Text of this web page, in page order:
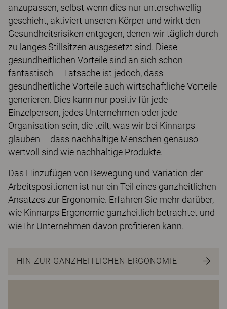
anzupassen, selbst wenn dies nur unterschwellig
geschieht, aktiviert unseren Körper und wirkt den
Gesundheitsrisiken entgegen, denen wir täglich durch
zu langes Stillsitzen ausgesetzt sind. Diese
gesundheitlichen Vorteile sind an sich schon
fantastisch – Tatsache ist jedoch, dass
gesundheitliche Vorteile auch wirtschaftliche Vorteile
generieren. Dies kann nur positiv für jede
Einzelperson, jedes Unternehmen oder jede
Organisation sein, die teilt, was wir bei Kinnarps
glauben – dass nachhaltige Menschen genauso
wertvoll sind wie nachhaltige Produkte.
Das Hinzufügen von Bewegung und Variation der
Arbeitspositionen ist nur ein Teil eines ganzheitlichen
Ansatzes zur Ergonomie. Erfahren Sie mehr darüber,
wie Kinnarps Ergonomie ganzheitlich betrachtet und
wie Ihr Unternehmen davon profitieren kann.
HIN ZUR GANZHEITLICHEN ERGONOMIE